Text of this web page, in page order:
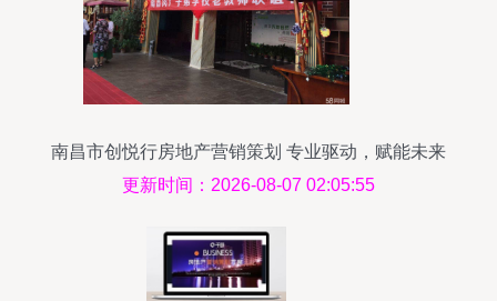
南昌市创悦行房地产营销策划 专业驱动，赋能未来
更新时间：2026-08-07 02:05:55